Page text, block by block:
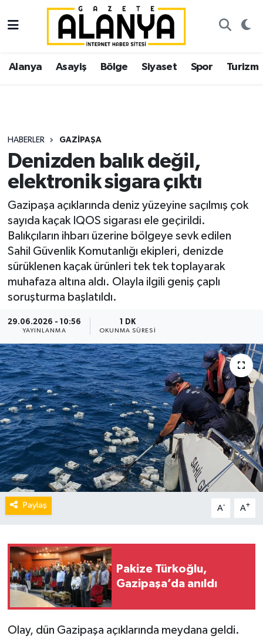
Alanya Asayiş Bölge Siyaset Spor Turizm
HABERLER GAZIPAŞA
Denizden balık değil,
elektronik sigara çıktı
Gazipaşa açıklarında deniz yüzeyine saçılmış çok
sayıda kaçak IQOS sigarası ele geçirildi.
Balıkçıların ihbarı üzerine bölgeye sevk edilen
Sahil Güvenlik Komutanlığı ekipleri, denizde
sürüklenen kaçak ürünleri tek tek toplayarak
muhafaza altına aldı. Olayla ilgili geniş çaplı
soruşturma başlatıldı.
29.06.2026 - 10:56
YAYINLANMA
1 DK
OKUNMA SÜRESI
Paylaş A- A+
Pakize Türkoğlu,
Gazipaşa’da anıldı
Olay, dün Gazipaşa açıklarında meydana geldi.
Alanya
Asayiş
Siyaset
Spor
Ekonomi
Gazipaşa
İstanbul Nöbetçi Eczaneler
İstanbul Hava Durumu
Süper Lig Puan Durumu ve Fikstür
Tüm Manşetler
Son Dakika Haberleri
Haber Arşivi